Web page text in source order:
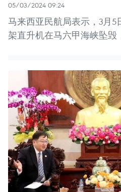
05/03/2024 09:24
马来西亚民航局表示，3月
架直升机在马六甲海峡坠毁